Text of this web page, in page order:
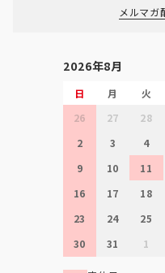
メルマガ
2026年8月
日 月 火
26
27 28
2
3 4
9
10 11
16
17 18
23
24 25
30
31 1